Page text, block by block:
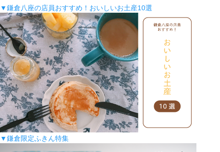
▼鎌倉八座の店員おすすめ！おいしいお土産10選
▼鎌倉限定ふきん特集